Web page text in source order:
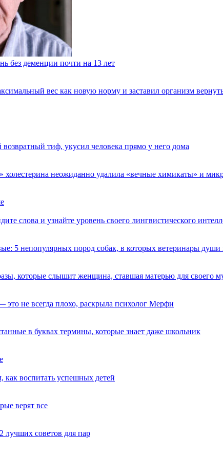
без деменции почти на 13 лет
вес как новую норму и заставил организм
тиф, укусил человека прямо у него дома
холестерина неожиданно удалила «вечные химикаты» и
слова и узнайте уровень своего лингвистического
5 непопулярных пород собак, в которых ветеринары души
которые слышит женщина, ставшая матерью для своего
не всегда плохо, раскрыла психолог Мерфи
в буквах термины, которые знает даже школьник
воспитать успешных детей
верят все
лучших советов для пар